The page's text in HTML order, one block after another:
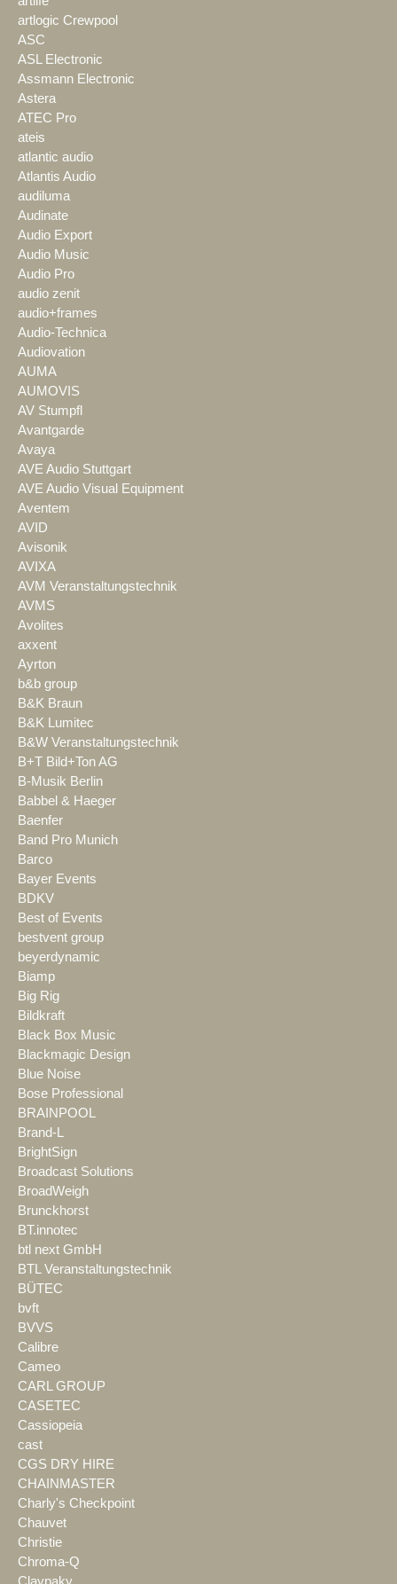
artlogic Crewpool
ASC
ASL Electronic
Assmann Electronic
Astera
ATEC Pro
ateis
atlantic audio
Atlantis Audio
audiluma
Audinate
Audio Export
Audio Music
Audio Pro
audio zenit
audio+frames
Audio-Technica
Audiovation
AUMA
AUMOVIS
AV Stumpfl
Avantgarde
Avaya
AVE Audio Stuttgart
AVE Audio Visual Equipment
Aventem
AVID
Avisonik
AVIXA
AVM Veranstaltungstechnik
AVMS
Avolites
axxent
Ayrton
b&b group
B&K Braun
B&K Lumitec
B&W Veranstaltungstechnik
B+T Bild+Ton AG
B-Musik Berlin
Babbel & Haeger
Baenfer
Band Pro Munich
Barco
Bayer Events
BDKV
Best of Events
bestvent group
beyerdynamic
Biamp
Big Rig
Bildkraft
Black Box Music
Blackmagic Design
Blue Noise
Bose Professional
BRAINPOOL
Brand-L
BrightSign
Broadcast Solutions
BroadWeigh
Brunckhorst
BT.innotec
btl next GmbH
BTL Veranstaltungstechnik
BÜTEC
bvft
BVVS
Calibre
Cameo
CARL GROUP
CASETEC
Cassiopeia
cast
CGS DRY HIRE
CHAINMASTER
Charly's Checkpoint
Chauvet
Christie
Chroma-Q